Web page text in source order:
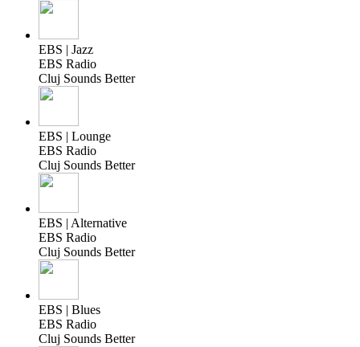
EBS | Jazz
EBS Radio
Cluj Sounds Better
EBS | Lounge
EBS Radio
Cluj Sounds Better
EBS | Alternative
EBS Radio
Cluj Sounds Better
EBS | Blues
EBS Radio
Cluj Sounds Better